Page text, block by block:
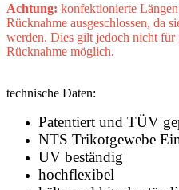
Achtung: konfektionierte
Rücknahme ausgeschlossen, da
werden. Dies gilt jedoch nicht für
Rücknahme möglich.
technische Daten:
Patentiert und TÜV
NTS Trikotgewebe
UV beständig
hochflexibel